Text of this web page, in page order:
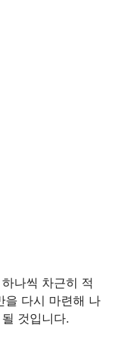
나씩 차근히 적
을 다시 마련해 나
것입니다.